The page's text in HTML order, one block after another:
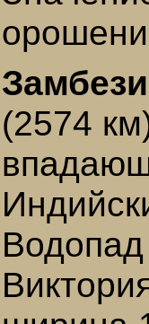
Замбези
(2574
Водопад